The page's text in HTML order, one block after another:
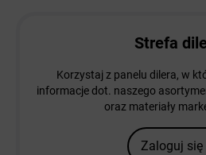
Strefa
Korzystaj z panelu dilera, w
informacje dot. naszego
oraz materiały
Zaloguj się